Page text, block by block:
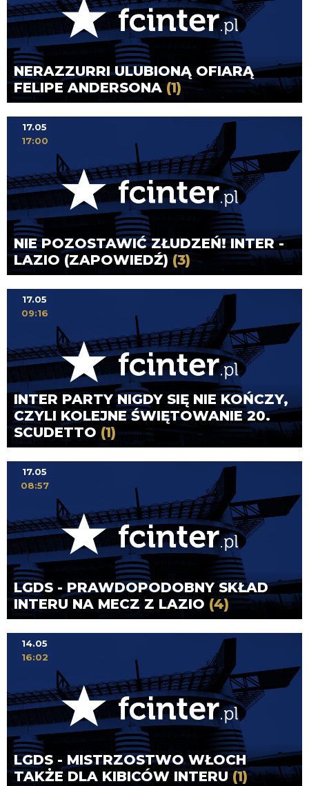
NERAZZURRI ULUBIONĄ OFIARĄ
FELIPE ANDERSONA (1)
NIE POZOSTAWIĆ ZŁUDZEŃ! INTER -
LAZIO (ZAPOWIEDŹ)(3)
17.05
17:00
INTER PARTY NIGDY SIĘ NIE KOŃCZY,
CZYLI KOLEJNE ŚWIĘTOWANIE 20.
SCUDETTO (1)
17.05
09:16
LGDS - PRAWDOPODOBNY SKŁAD
INTERU NA MECZ Z LAZIO (4)
17.05
08:57
LGDS - MISTRZOSTWO WŁOCH
TAKŻE DLA KIBICÓW INTERU(1)
14.05
16:02